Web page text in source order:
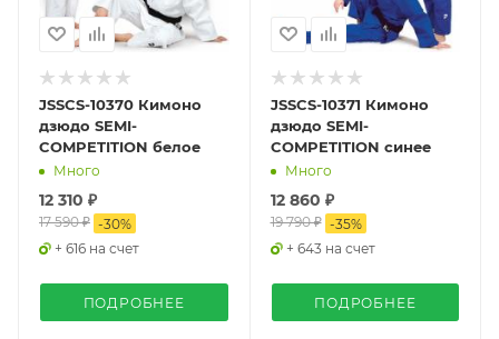
JSSCS-10370 Кимоно
дзюдо SEMI-
COMPETITION белое
Много
12 310 ₽
17 590 ₽ -30%
+ 616 на счет
ПОДРОБНЕЕ
JSSCS-10371 Кимоно
дзюдо SEMI-
COMPETITION синее
Много
12 860 ₽
19 790 ₽ -35%
+ 643 на счет
ПОДРОБНЕЕ